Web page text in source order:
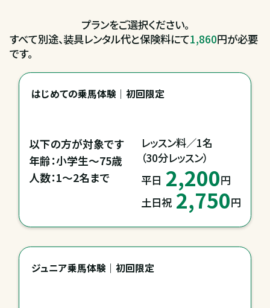
プランをご選択ください。
すべて別途、装具レンタル代と保険料にて1,860円が必要
です。
はじめての乗馬体験｜初回限定
以下の方が対象です
年齢：小学生～75歳
レッスン料／1名
（30分レッスン）
平日 2,200円
土日祝 2,750円
ジュニア乗馬体験｜初回限定